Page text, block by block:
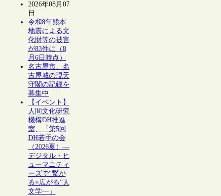
2026年08月07
日
令和8年熊本
地震による文
化財等の被害
が83件に（8
月6日時点）
名古屋市、名
古屋城の現天
守閣の記録を
募集中
【イベント】
人間文化研究
機構DH推進
室、「第5回
DH若手の会
（2026夏）―
デジタル・ヒ
ューマニティ
ーズで“繋が
る×広がる”人
文学―」